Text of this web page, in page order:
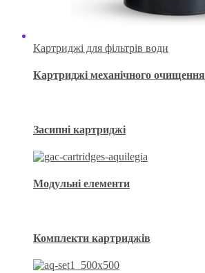
Картриджі для фільтрів води
Картриджі механічного очищення
Засипні картриджі
Модульні елементи
Комплекти картриджів